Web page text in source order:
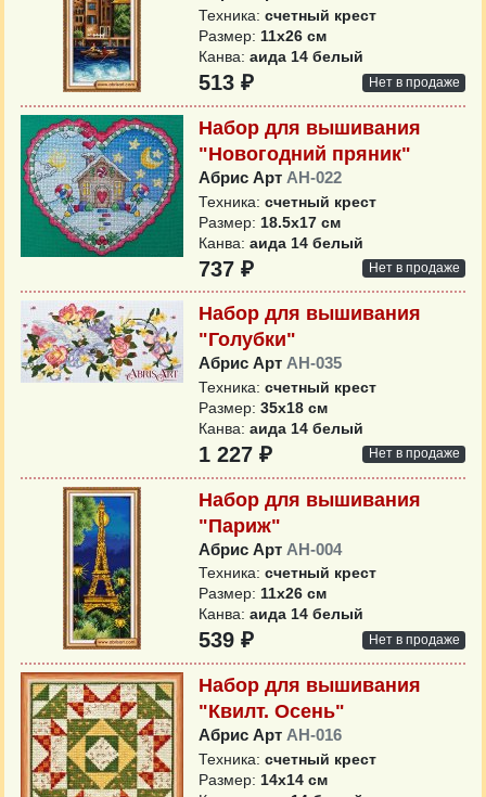
Техника: счетный крест
Размер: 11х26 см
Канва: аида 14 белый
513 ₽ Нет в продаже
Набор для вышивания
"Новогодний пряник"
Абрис Арт AH-022
Техника: счетный крест
Размер: 18.5х17 см
Канва: аида 14 белый
737 ₽ Нет в продаже
Набор для вышивания
"Голубки"
Абрис Арт AH-035
Техника: счетный крест
Размер: 35х18 см
Канва: аида 14 белый
1 227 ₽ Нет в продаже
Набор для вышивания
"Париж"
Абрис Арт AH-004
Техника: счетный крест
Размер: 11х26 см
Канва: аида 14 белый
539 ₽ Нет в продаже
Набор для вышивания
"Квилт. Осень"
Абрис Арт AH-016
Техника: счетный крест
Размер: 14х14 см